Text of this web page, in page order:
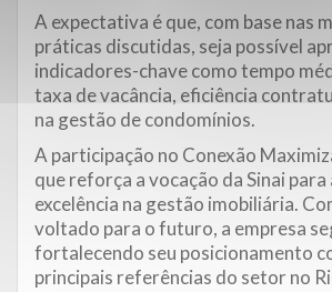
A expectativa é que, com base nas
práticas discutidas, seja possível
indicadores-chave como tempo
taxa de vacância, eficiência
na gestão de condomínios.
A participação no Conexão
que reforça a vocação da Sinai para
excelência na gestão imobiliária.
voltado para o futuro, a empresa
fortalecendo seu posicionamento
principais referências do setor no